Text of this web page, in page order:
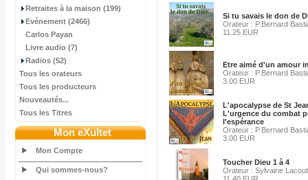
Retraites à la maison (199)
Evénement (2466)
Carlos Payan
Livre audio (7)
Radios (52)
Tous les orateurs
Tous les producteurs
Nouveautés...
Tous les Titres
Mon eXultet
Mon Compte
Qui sommes-nous?
Si tu savais le don de
Orateur : P.Bernard
11.25 EUR
Etre aimé d'un amour
Orateur : P.Bernard
3.00 EUR
L'apocalypse de St
L'urgence du combat
l'espérance
Orateur : P.Bernard
3.00 EUR
Toucher Dieu 1 à 4
Orateur : Sylvaine Lacout